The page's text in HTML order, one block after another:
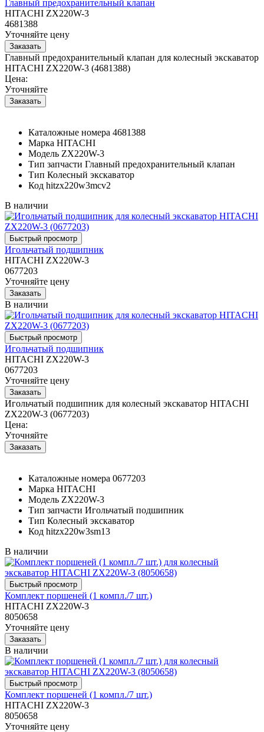
Главный предохранительный клапан
HITACHI ZX220W-3
4681388
Уточняйте цену
Главный предохранительный клапан для колесный экскаватор
HITACHI ZX220W-3 (4681388)
Цена:
Уточняйте
Каталожные номера 4681388
Марка HITACHI
Модель ZX220W-3
Тип запчасти Главный предохранительный клапан
Тип Колесный экскаватор
Код hitzx220w3mcv2
В наличии
Игольчатый подшипник
HITACHI ZX220W-3
0677203
Уточняйте цену
В наличии
Игольчатый подшипник
HITACHI ZX220W-3
0677203
Уточняйте цену
Игольчатый подшипник для колесный экскаватор HITACHI
ZX220W-3 (0677203)
Цена:
Уточняйте
Каталожные номера 0677203
Марка HITACHI
Модель ZX220W-3
Тип запчасти Игольчатый подшипник
Тип Колесный экскаватор
Код hitzx220w3sm13
В наличии
Комплект поршеней (1 компл./7 шт.)
HITACHI ZX220W-3
8050658
Уточняйте цену
В наличии
Комплект поршеней (1 компл./7 шт.)
HITACHI ZX220W-3
8050658
Уточняйте цену